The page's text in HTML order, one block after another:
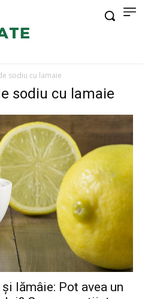
sodiu cu lamaie
sodiu cu lamaie
lămâie: Pot avea un